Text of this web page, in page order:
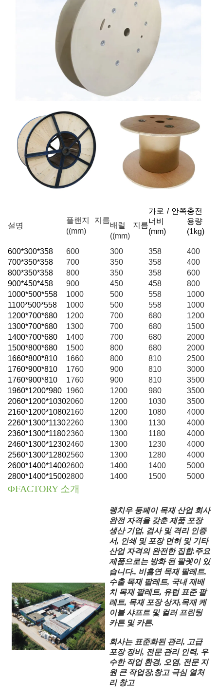
설명
플랜지 지름
((mm)
배럴 지름
((mm)
가로 / 안쪽
너비
(mm)
충전
용량
(1kg)
600*300*358 600 300 358
400
700*350*358
700 350 358
400
800*350*358
800 350 358
600
900*450*458
900 450 458
800
1000*500*558
1000 500 558
1000
1100*500*558
1000 500 558
1000
1200*700*680
1200 700 680
1200
1300*700*680
1300 700 680
1500
1400*700*680
1400 700 680
2000
1500*800*680
1500 800 680
2000
1660*800*810
1660 800 810
2500
1760*900*810
1760 900 810
3000
1760*900*810
1760 900 810
3500
1960*1200*980 1960 1200 980
3500
2060*1200*10302060 1200 1030
3500
2160*1200*10802160 1200 1080
4000
2260*1300*11302260 1300 1130
4000
2360*1300*11802360 1300 1180
4000
2460*1300*12302460 1300 1230
4000
2560*1300*12802560 1300 1280
4000
2600*1400*14002600 1400 1400
5000
2800*1400*15002800 1400 1500 5000
ΦFACTORY 소개
랭치우 둥페이 목재 산업 회사
완전 자격을 갖춘 제품 포장
생산 기업, 검사 및 격리 인증
서, 인쇄 및 포장 면허 및 기타
산업 자격의 완전한 집합.주요
제품으로는 방화 된 팔렛이 있
습니다., 비흡연 목재 팔레트,
수출 목재 팔레트, 국내 재배
치 목재 팔레트, 유럽 표준 팔
레트, 목재 포장 상자,목재 케
이블 샤프트 및 컬러 프린팅
카튼 및 카튼.
회사는 표준화된 관리, 고급
포장 장비, 전문 관리 인력, 우
수한 작업 환경, 오염, 전문 지
원 큰 작업장,창고 극심 열처
리 창고